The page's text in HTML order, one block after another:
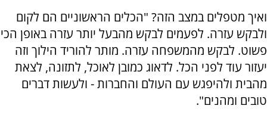
ואיך מטפלים במצב הזה? "הכלים הראשוניים הם לקום
ולבקש עזרה. לפעמים לבקש מהבעל יותר עזרה באופן הכי
פשוט. לבקש מהמשפחה עזרה. מותר להוריד הילוך וזה
יעזור עוד לפני הכל. לדאוג כמובן לאוכל, לתזונה, לצאת
מהבית ולהיפגש עם העולם והחברות - ולעשות דברים
טובים ומהנים".